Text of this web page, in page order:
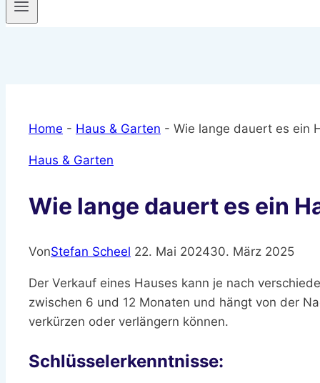
Home - Haus & Garten - Wie lange dauert es ein
Haus & Garten
Wie lange dauert es ein
VonStefan Scheel 22. Mai 202430. März 2025
Der Verkauf eines Hauses kann je nach
zwischen 6 und 12 Monaten und hängt von der
verkürzen oder verlängern können.
Schlüsselerkenntnisse: